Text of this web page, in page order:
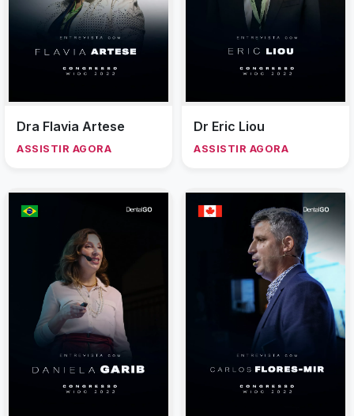
Dra Flavia Artese
ASSISTIR AGORA
Dr Eric Liou
ASSISTIR AGORA